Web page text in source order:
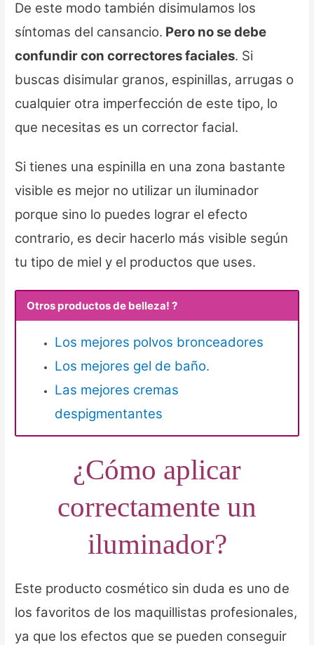
De este modo también disimulamos los
síntomas del cansancio. Pero no se debe
confundir con correctores faciales. Si
buscas disimular granos, espinillas, arrugas o
cualquier otra imperfección de este tipo, lo
que necesitas es un corrector facial.
Si tienes una espinilla en una zona bastante
visible es mejor no utilizar un iluminador
porque sino lo puedes lograr el efecto
contrario, es decir hacerlo más visible según
tu tipo de miel y el productos que uses.
Otros productos de belleza! ?
Los mejores polvos bronceadores
Los mejores gel de baño.
Las mejores cremas
despigmentantes
¿Cómo aplicar
correctamente un
iluminador?
Este producto cosmético sin duda es uno de
los favoritos de los maquillistas profesionales,
ya que los efectos que se pueden conseguir